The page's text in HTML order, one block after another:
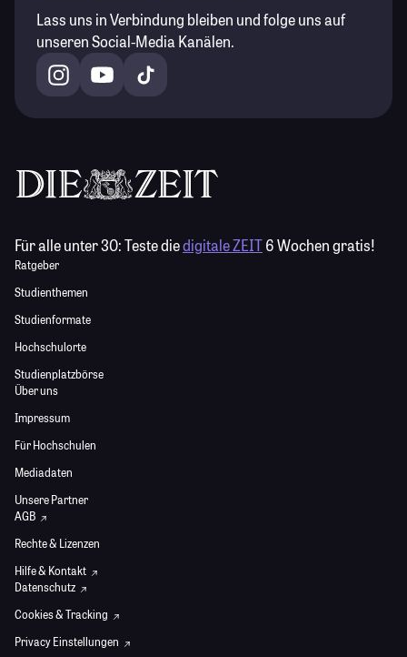
Lass uns in Verbindung bleiben und folge uns auf
unseren Social-Media Kanälen.
Für alle unter 30:Teste diedigitale ZEIT6 Wochen gratis!
Ratgeber
Studienthemen
Studienformate
Hochschulorte
Studienplatzbörse
Über uns
Impressum
Für Hochschulen
Mediadaten
Unsere Partner
AGB
Rechte & Lizenzen
Hilfe & Kontakt
Datenschutz
Cookies & Tracking
Privacy Einstellungen